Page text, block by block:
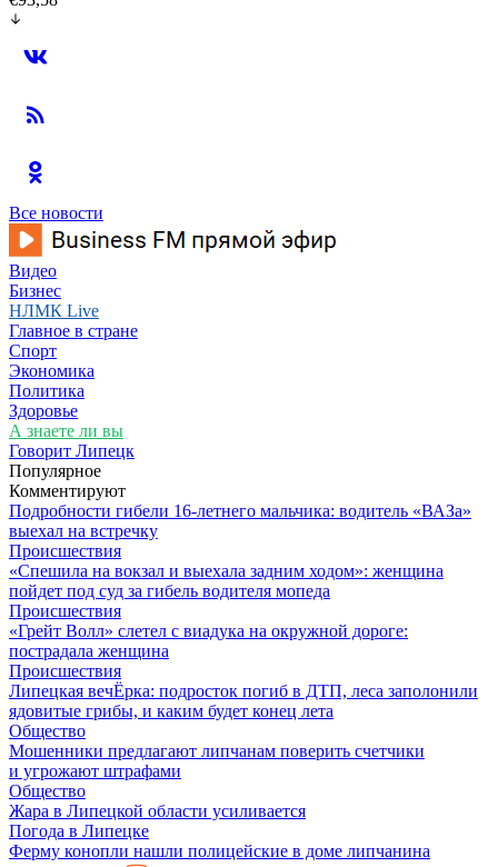
Все новости
Видео
Бизнес
НЛМК Live
Главное в стране
Спорт
Экономика
Политика
Здоровье
А знаете ли вы
Говорит Липецк
Популярное
Комментируют
Подробности гибели 16-летнего мальчика: водитель «ВАЗа»
выехал на встречку
Происшествия
«Спешила на вокзал и выехала задним ходом»: женщина
пойдет под суд за гибель водителя мопеда
Происшествия
«Грейт Волл» слетел с виадука на окружной дороге:
пострадала женщина
Происшествия
Липецкая вечЁрка: подросток погиб в ДТП, леса заполонили
ядовитые грибы, и каким будет конец лета
Общество
Мошенники предлагают липчанам поверить счетчики
и угрожают штрафами
Общество
Жара в Липецкой области усиливается
Погода в Липецке
Ферму конопли нашли полицейские в доме липчанина